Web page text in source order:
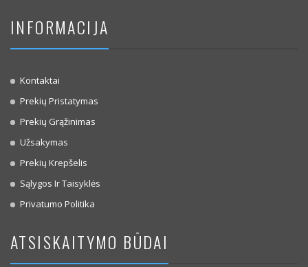
INFORMACIJA
Kontaktai
Prekių Pristatymas
Prekių Grąžinimas
Užsakymas
Prekių Krepšelis
Sąlygos Ir Taisyklės
Privatumo Politika
ATSISKAITYMO BŪDAI